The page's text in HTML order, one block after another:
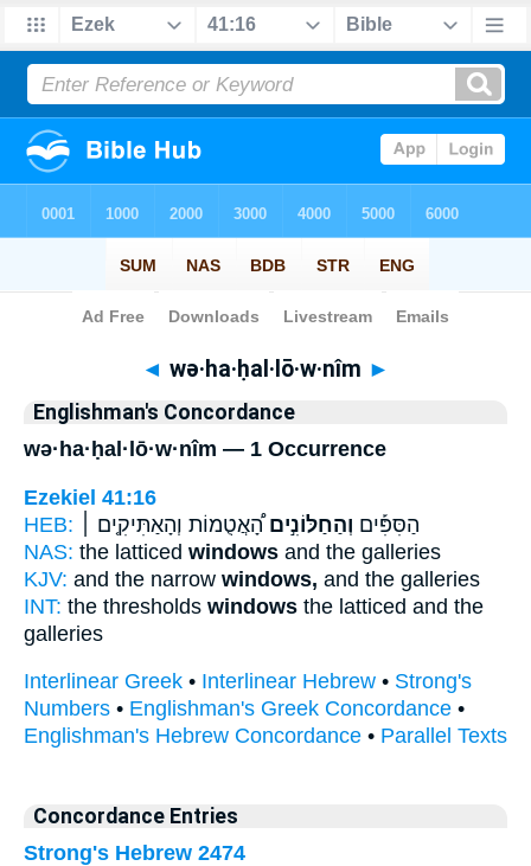
Bible> Strong's > Hebrew
◄ wə·ha·ḥal·lō·w·nîm ►
Englishman's Concordance
wə·ha·ḥal·lō·w·nîm — 1 Occurrence
Ezekiel 41:16
HEB:
הַסִּפִּ֡ים וְהַחַלּוֹנִ֣יםהָ֠אֲטֻמוֹת וְהָאַתִּיקִ֤ים ׀
NAS: the latticed windows and the galleries
KJV: and the narrow windows, and the galleries
INT: the thresholds windows the latticed and the
galleries
Interlinear Greek • Interlinear Hebrew • Strong's
Numbers • Englishman's Greek Concordance •
Englishman's Hebrew Concordance • Parallel Texts
Concordance Entries
Strong's Hebrew 2474